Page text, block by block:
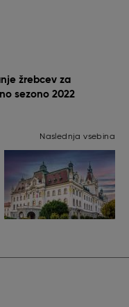
žrebcev za
sezono 2022
Naslednja vsebina